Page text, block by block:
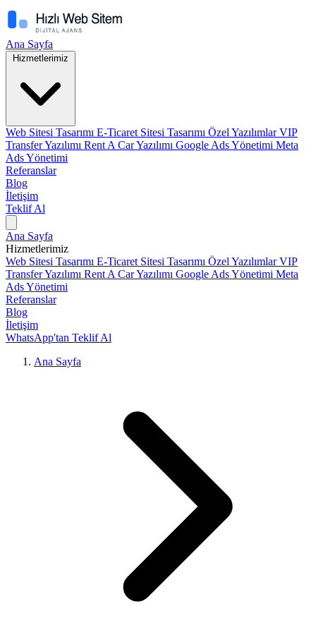
Ana Sayfa
Hizmetlerimiz
Web Sitesi Tasarımı E-Ticaret Sitesi Tasarımı Özel YazılımlarVIP
Transfer Yazılımı Rent A Car Yazılımı Google Ads Yönetimi Meta
Ads Yönetimi
Referanslar
Blog
İletişim
Teklif Al
Ana Sayfa
Hizmetlerimiz
Web Sitesi Tasarımı E-Ticaret Sitesi Tasarımı Özel YazılımlarVIP
Transfer Yazılımı Rent A Car Yazılımı Google Ads Yönetimi Meta
Ads Yönetimi
Referanslar
Blog
İletişim
WhatsApp'tan Teklif Al
Ana Sayfa